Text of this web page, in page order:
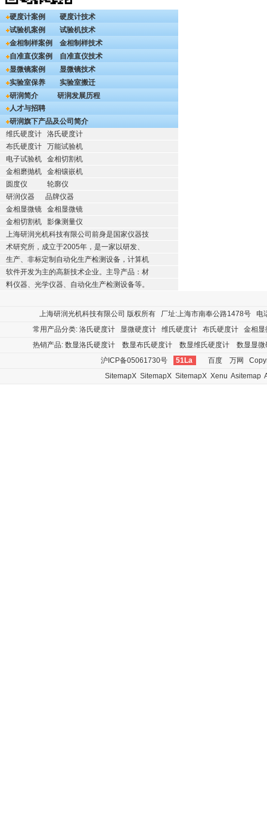
硬度计案例
硬度计技术
试验机案例
试验机技术
金相制样案例
金相制样技术
自准直仪案例
自准直仪技术
显微镜案例
显微镜技术
实验室保养
实验室搬迁
研润简介
研润发展历程
人才与招聘
研润旗下产品及公司简介
维氏硬度计
洛氏硬度计
布氏硬度计
万能试验机
电子试验机
金相切割机
金相磨抛机
金相镶嵌机
圆度仪
轮廓仪
研润仪器
品牌仪器
金相显微镜
金相显微镜
金相切割机
影像测量仪
上海研润光机科技有限公司前身是国家仪器技
术研究所，成立于2005年，是一家以研发、
生产、非标定制自动化生产检测设备，计算机
软件开发为主的高新技术企业。主导产品：材
料仪器、光学仪器、自动化生产检测设备等。
上海研润光机科技有限公司 版权所有 厂址:上海市南奉公路1478号
常用产品分类: 洛氏硬度计 显微硬度计 维氏硬度计 布氏硬度计
金相显
热销产品: 数显洛氏硬度计 数显布氏硬度计 数显维氏硬度计
数显显微
沪ICP备05061730号
51La 百度 万网
SitemapX SitemapX SitemapX Xenu Asitemap